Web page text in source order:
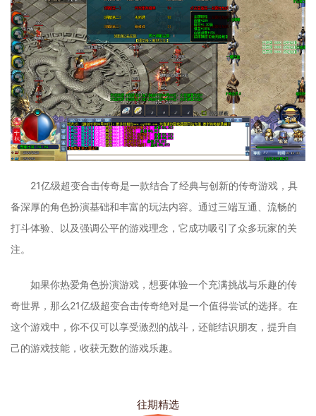
21亿级超变合击传奇是一款结合了经典与创新的传奇游戏，具
备深厚的角色扮演基础和丰富的玩法内容。通过三端互通、流畅的
打斗体验、以及强调公平的游戏理念，它成功吸引了众多玩家的关
注。
如果你热爱角色扮演游戏，想要体验一个充满挑战与乐趣的传
奇世界，那么21亿级超变合击传奇绝对是一个值得尝试的选择。在
这个游戏中，你不仅可以享受激烈的战斗，还能结识朋友，提升自
己的游戏技能，收获无数的游戏乐趣。
往期精选